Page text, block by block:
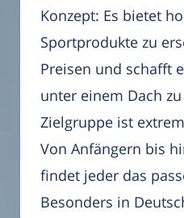
Konzept: Es bietet
Sportprodukte zu
Preisen und schafft
unter einem Dach
Zielgruppe ist
Von Anfängern bis
findet jeder das
Besonders in